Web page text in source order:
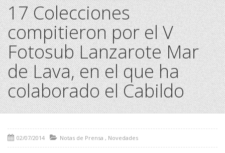
17 Colecciones
compitieron por el V
Fotosub Lanzarote Mar
de Lava, en el que ha
colaborado el Cabildo
02/07/2014 Notas de Prensa , Novedades